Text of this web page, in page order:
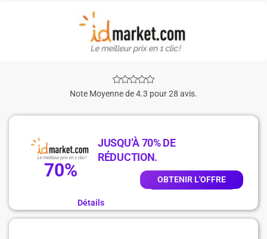
Note Moyenne de 4.3 pour 28 avis.
70%
JUSQU’À 70% DE
RÉDUCTION.
OBTENIR L'OFFRE
Détails